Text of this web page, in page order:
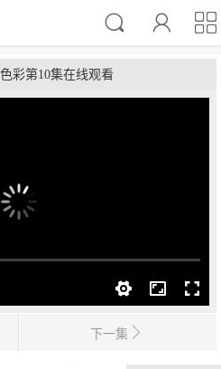
彩第10集在线观看
下一集